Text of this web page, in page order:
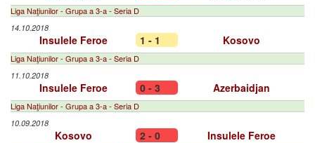
Liga Naţiunilor - Grupa a 3-a - Seria D
14.10.2018
Insulele Feroe 1 - 1 Kosovo
Liga Naţiunilor - Grupa a 3-a - Seria D
11.10.2018
Insulele Feroe 0 - 3 Azerbaidjan
Liga Naţiunilor - Grupa a 3-a - Seria D
10.09.2018
Kosovo 2 - 0 Insulele Feroe